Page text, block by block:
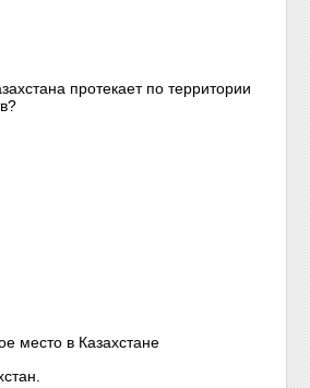
протекает по территории
место в Казахстане